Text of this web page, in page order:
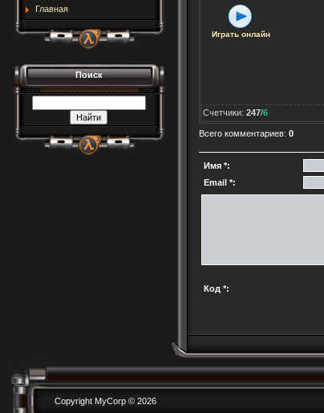
Главная
Поиск
Играть онлайн
Счетчики: 247/6
Всего комментариев: 0
Имя *:
Email *:
Код *:
Copyright MyCorp © 2026